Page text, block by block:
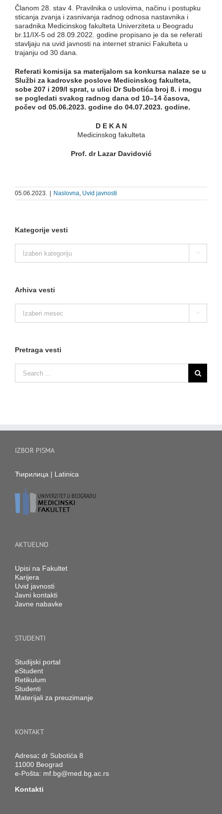
Članom 28. stav 4. Pravilnika o uslovima, načinu i postupku
sticanja zvanja i zasnivanja radnog odnosa nastavnika i
saradnika Medicinskog fakulteta Univerziteta u Beogradu
br.11/IX-5 od 28.09.2022. godine propisano je da se referati
stavljaju na uvid javnosti na internet stranici Fakulteta u
trajanju od 30 dana.
Referati komisija sa materijalom sa konkursa nalaze se u
Službi za kadrovske poslove Medicinskog fakulteta,
sobe 207 i 209/I sprat, u ulici Dr Subotića broj 8. i mogu
se pogledati svakog radnog dana od 10–14 časova,
počev od 05.06.2023. godine do 04.07.2023. godine.
D E K A N
Medicinskog fakulteta
Prof. dr Lazar Davidović
05.06.2023. Naslovna, Uvid javnosti
Kategorije vesti
vesti

Arhiva vesti
vesti

Pretraga vesti
IZBOR PISMA
Ћирилица | Latinica
AKTUELNO
Upisi na Fakultet
Karijera
Uvid javnosti
Javni kontakti
Javne nabavke
STUDENTI
Studijski portal
eStudent
Retikulum
Studenti
Materijali za preuzimanje
KONTAKT
Adresa: dr Subotića 8
11000 Beograd
e-Pošta: mf.bg@med.bg.ac.rs
Kontakti